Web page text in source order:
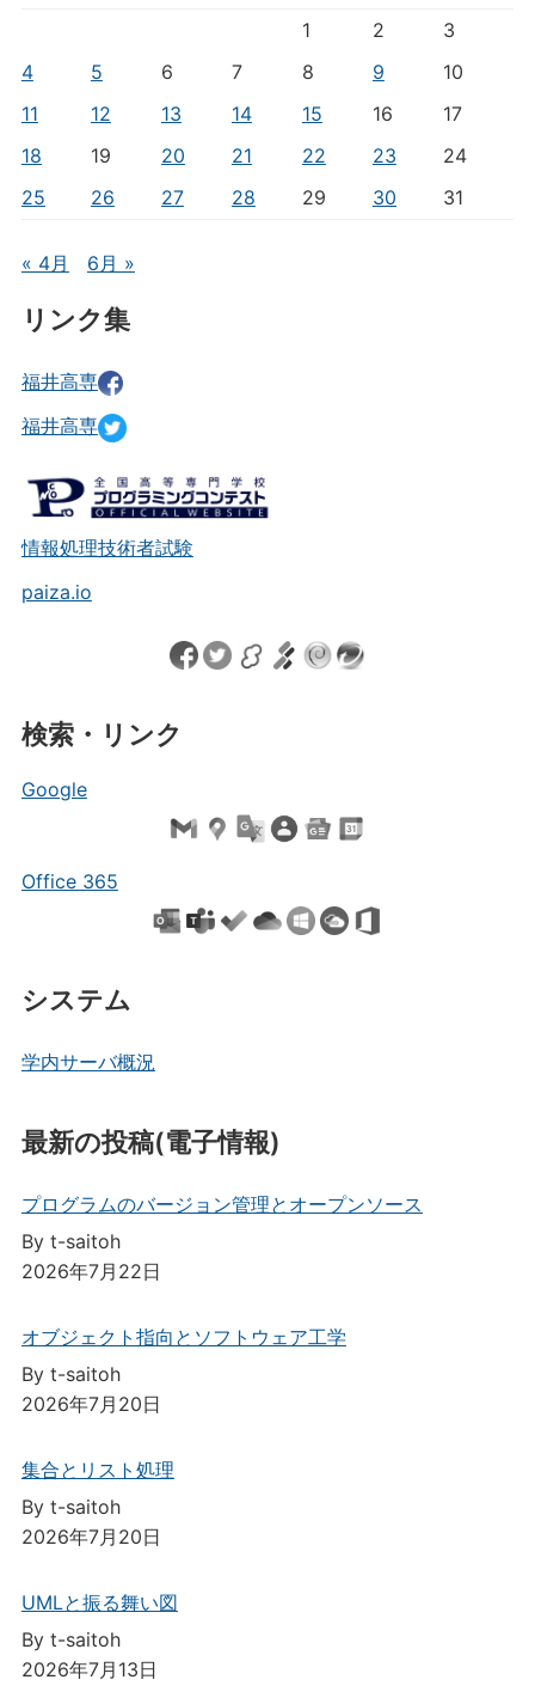
1
2
3
4
5 6 7 8 9
10
11
12 13 14 15 16
17
18
19 20 21 22 23
24
25
26 27 28 29 30 31
« 4月 6月 »
リンク集
福井高専
福井高専
情報処理技術者試験
paiza.io
検索・リンク
Google
Office 365
システム
学内サーバ概況
最新の投稿(電子情報)
プログラムのバージョン管理とオープンソース
By t-saitoh
2026年7月22日
オブジェクト指向とソフトウェア工学
By t-saitoh
2026年7月20日
集合とリスト処理
By t-saitoh
2026年7月20日
UMLと振る舞い図
By t-saitoh
2026年7月13日